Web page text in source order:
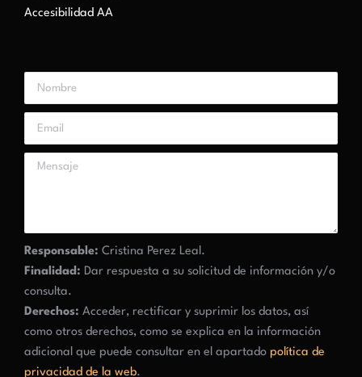
Accesibilidad AA
Responsable: Cristina Perez Leal.
Finalidad: Dar respuesta a su solicitud de información y/o
consulta.
Derechos: Acceder, rectificar y suprimir los datos, así
como otros derechos, como se explica en la información
adicional que puede consultar en el apartado política de
privacidad de la web.